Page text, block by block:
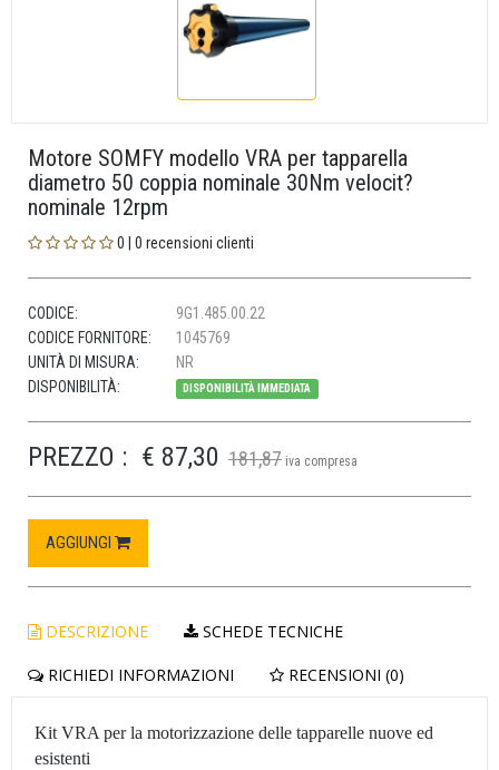
Motore SOMFY modello VRA per tapparella
diametro 50 coppia nominale 30Nm velocit?
nominale 12rpm
0 | 0 recensioni clienti
CODICE:
9G1.485.00.22
CODICE FORNITORE:
1045769
UNITÀ DI MISURA:
NR
DISPONIBILITÀ:
DISPONIBILITÀ IMMEDIATA
PREZZO : € 87,30 181,87 iva compresa
AGGIUNGI
DESCRIZIONE SCHEDE TECNICHE
RICHIEDI INFORMAZIONI RECENSIONI (0)
Kit VRA per la motorizzazione delle tapparelle nuove ed
esistenti